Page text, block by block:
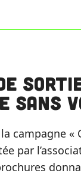
sans
campagne «
par